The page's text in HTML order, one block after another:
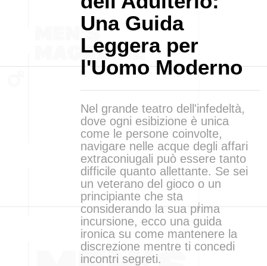
Una Guida
Leggera per
l'Uomo Moderno
Nel grande teatro dell'infedeltà,
dove ogni esibizione è unica
come le persone coinvolte,
navigare nelle acque degli affari
extraconiugali può essere tanto
difficile quanto allettante. Se sei
un veterano del gioco o un
principiante che sta
considerando la sua prima
incursione, ecco una guida
ironica su come mantenere la
discrezione mentre ti concedi
incontri segreti.